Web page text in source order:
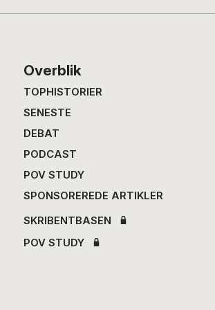
Footer
Overblik
TOPHISTORIER
SENESTE
DEBAT
PODCAST
POV STUDY
SPONSOREREDE ARTIKLER
SKRIBENTBASEN
POV STUDY